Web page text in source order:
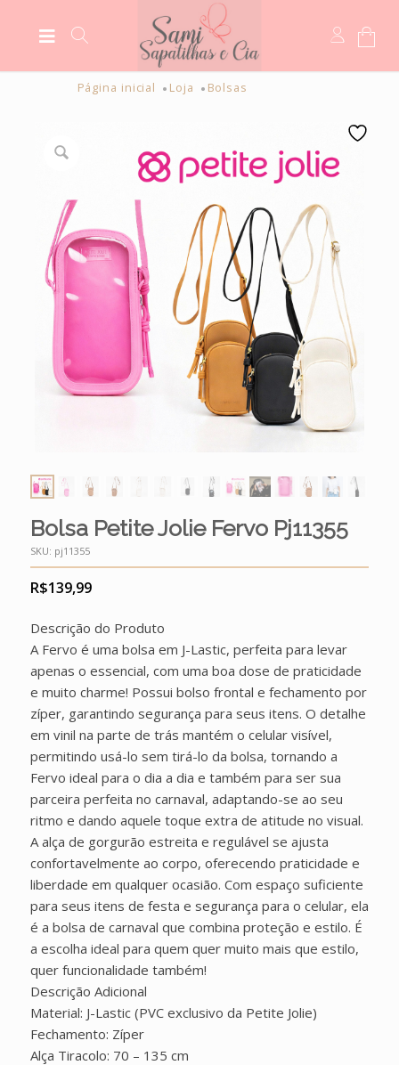
Página inicial Loja Bolsas
Bolsa Petite Jolie Fervo Pj11355
SKU: pj11355
R$139,99
Descrição do Produto
A Fervo é uma bolsa em J-Lastic, perfeita para levar
apenas o essencial, com uma boa dose de praticidade
e muito charme! Possui bolso frontal e fechamento por
zíper, garantindo segurança para seus itens. O detalhe
em vinil na parte de trás mantém o celular visível,
permitindo usá-lo sem tirá-lo da bolsa, tornando a
Fervo ideal para o dia a dia e também para ser sua
parceira perfeita no carnaval, adaptando-se ao seu
ritmo e dando aquele toque extra de atitude no visual.
A alça de gorgurão estreita e regulável se ajusta
confortavelmente ao corpo, oferecendo praticidade e
liberdade em qualquer ocasião. Com espaço suficiente
para seus itens de festa e segurança para o celular, ela
é a bolsa de carnaval que combina proteção e estilo. É
a escolha ideal para quem quer muito mais que estilo,
quer funcionalidade também!
Descrição Adicional
Material: J-Lastic (PVC exclusivo da Petite Jolie)
Fechamento: Zíper
Alça Tiracolo: 70 – 135 cm